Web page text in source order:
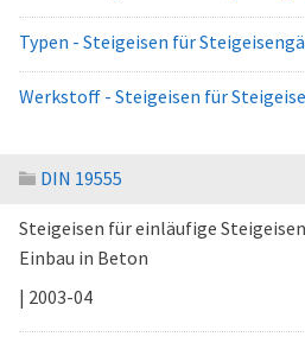
Typen - Steigeisen für
Werkstoff - Steigeisen für
DIN 19555
Steigeisen für einläufige
Einbau in Beton
| 2003-04